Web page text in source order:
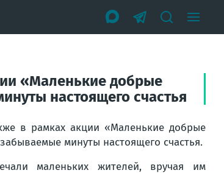
«Маленькие добрые
настоящего счастья
в рамках акции «Маленькие добрые
минуты настоящего счастья.
маленьких жителей, вручая им